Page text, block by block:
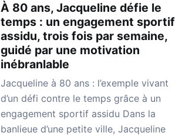
À 80 ans, Jacqueline défie le
temps : un engagement sportif
assidu, trois fois par semaine,
guidé par une motivation
inébranlable
Jacqueline à 80 ans : l’exemple vivant
d’un défi contre le temps grâce à un
engagement sportif assidu Dans la
banlieue d’une petite ville, Jacqueline